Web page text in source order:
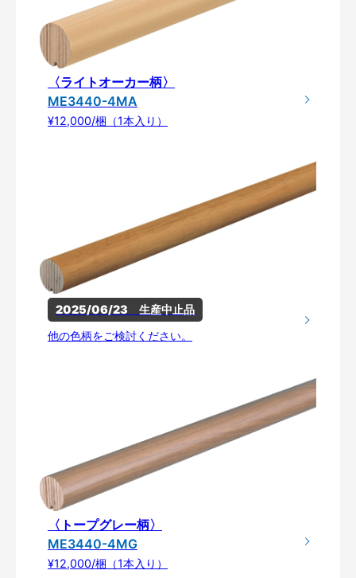
〈ライトオーカー柄〉
ME3440-4MA
¥12,000/梱（1本入り）
2025/06/23　生産中止品
他の色柄をご検討ください。
〈トープグレー柄〉
ME3440-4MG
¥12,000/梱（1本入り）